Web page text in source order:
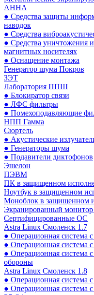
АННА
● Средства защиты
наводок
● Средства
● Средства
магнитных носителях
● Оснащение монтажа
Генератор шума Покров
ЗЭТ
Лаборатория ППШ
● Блокиратор связи
● ЛФС фильтры
● Помехоподавляющие
НПП Гамма
Сюртель
● Акустические
● Генераторы шума
● Подавители диктофонов
Эшелон
ПЭВМ
ПК в защищенном
Ноутбук в защищенном
Моноблок в защищенном
Экранированный
Сертифицированные ОС
Astra Linux Смоленск 1.7
● Операционная система
● Операционная система
● Операционная система
обороны
Astra Linux Смоленск 1.8
● Операционная система
● Операционная система